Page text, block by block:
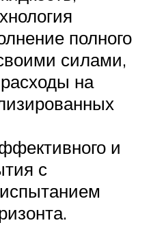
полного
силами,
на
и
с